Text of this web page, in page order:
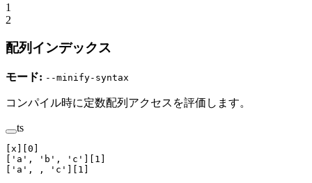
1
2
配列インデックス
モード: --minify-syntax
コンパイル時に定数配列アクセスを評価します。
ts
[x][ 0
'a' , 'b' , 'c' 1
'a' , , 'c' 1